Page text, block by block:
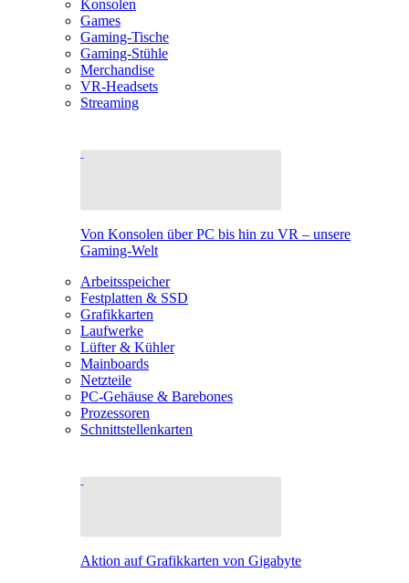
Konsolen
Games
Gaming-Tische
Gaming-Stühle
Merchandise
VR-Headsets
Streaming
Von Konsolen über PC bis hin zu VR – unsere
Gaming-Welt
Arbeitsspeicher
Festplatten & SSD
Grafikkarten
Laufwerke
Lüfter & Kühler
Mainboards
Netzteile
PC-Gehäuse & Barebones
Prozessoren
Schnittstellenkarten
Aktion auf Grafikkarten von Gigabyte